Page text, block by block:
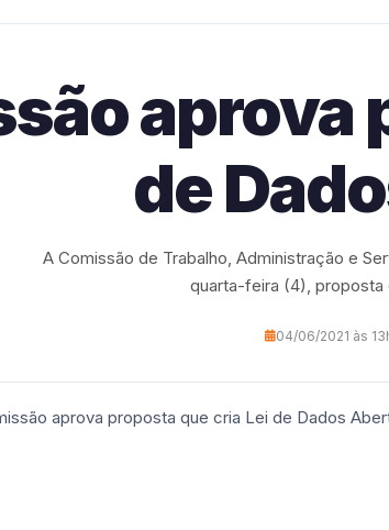
aprova
de
A Comissão de Trabalho, Administração e
quarta-feira (4), proposta
04/06/2021 às